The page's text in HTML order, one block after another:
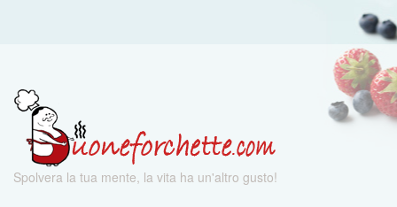
Spolvera la tua mente, la vita ha un'altro gusto!